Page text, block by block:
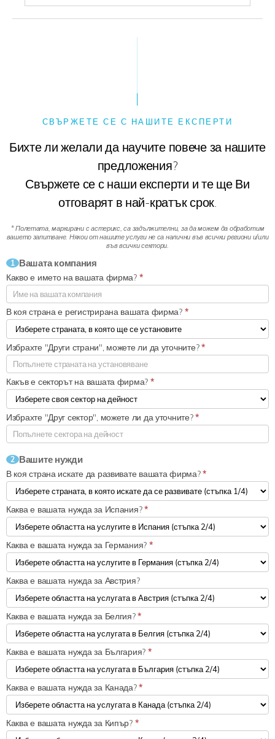
СВЪРЖЕТЕ СЕ С НАШИТЕ ЕКСПЕРТИ
Бихте ли желали да научите повече за нашите
предложения?
Свържете се с наши експерти и те ще Ви
отговарят в най-кратък срок.
* Полетата, маркирани с астерикс, са задължителни, за да можем да обработим
вашето запитване. Някои от нашите услуги не са налични във всички региони и/или
във всички сектори.
1 Вашата компания
Какво е името на вашата фирма? *
В коя страна е регистрирана вашата фирма? *
Какъв е секторът на вашата фирма? *
Избрахте "Други страни", можете ли да уточните?*
Избрахте "Друг сектор", можете ли да уточните?*
2 Вашите нужди
В коя страна искате да развивате вашата фирма?*
Каква е вашата нужда за Испания?*
Каква е вашата нужда за Германия? *
Каква е вашата нужда за Австрия?
Каква е вашата нужда за Белгия?*
Каква е вашата нужда за България? *
Каква е вашата нужда за Канада?*
Каква е вашата нужда за Кипър? *